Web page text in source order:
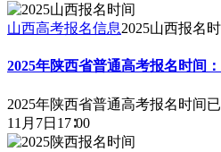
山西高考报名信息2025山西报名
2025年陕西省普通高考报名时间
2025年陕西省普通高考报名时间
11月7日17∶00